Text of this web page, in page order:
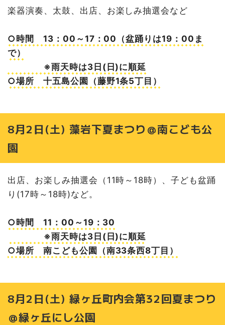
楽器演奏、太鼓、出店、お楽しみ抽選会など
○時間 13：00～17：00（盆踊りは19：00ま
で）
※雨天時は3日(日)に順延
○場所 十五島公園（藤野1条5丁目）
8月2日(土) 藻岩下夏まつり＠南こども公
園
出店、お楽しみ抽選会（11時～18時）、子ども盆踊
り(17時～18時)など。
○時間 11：00～19：30
※雨天時は3日(日)に順延
○場所 南こども公園（南33条西8丁目）
8月2日(土) 緑ヶ丘町内会第32回夏まつり
＠緑ヶ丘にし公園